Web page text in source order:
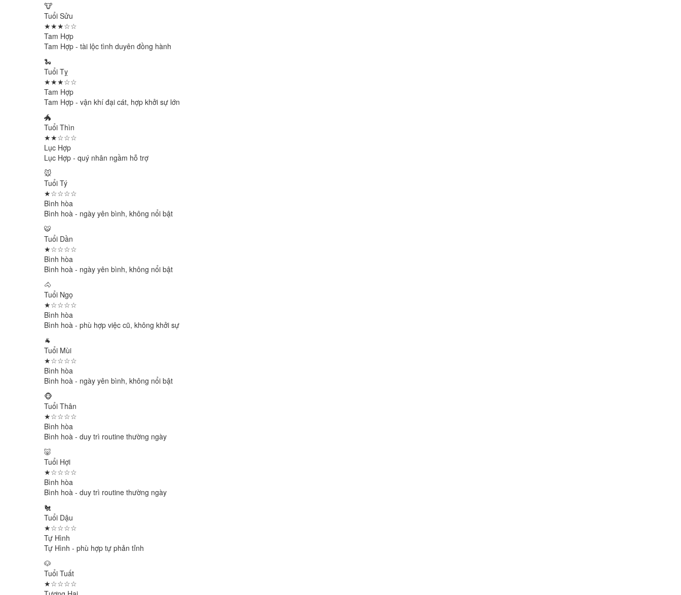
🐮
Tuổi Sửu
★★★☆☆
Tam Hợp
Tam Hợp - tài lộc tình duyên đồng hành
🐍
Tuổi Tỵ
★★★☆☆
Tam Hợp
Tam Hợp - vận khí đại cát, hợp khởi sự lớn
🐲
Tuổi Thìn
★★☆☆☆
Lục Hợp
Lục Hợp - quý nhân ngầm hỗ trợ
🐭
Tuổi Tý
★☆☆☆☆
Bình hòa
Bình hoà - ngày yên bình, không nổi bật
🐯
Tuổi Dần
★☆☆☆☆
Bình hòa
Bình hoà - ngày yên bình, không nổi bật
🐴
Tuổi Ngọ
★☆☆☆☆
Bình hòa
Bình hoà - phù hợp việc cũ, không khởi sự
🐐
Tuổi Mùi
★☆☆☆☆
Bình hòa
Bình hoà - ngày yên bình, không nổi bật
🐵
Tuổi Thân
★☆☆☆☆
Bình hòa
Bình hoà - duy trì routine thường ngày
🐷
Tuổi Hợi
★☆☆☆☆
Bình hòa
Bình hoà - duy trì routine thường ngày
🐔
Tuổi Dậu
★☆☆☆☆
Tự Hình
Tự Hình - phù hợp tự phản tỉnh
🐶
Tuổi Tuất
★☆☆☆☆